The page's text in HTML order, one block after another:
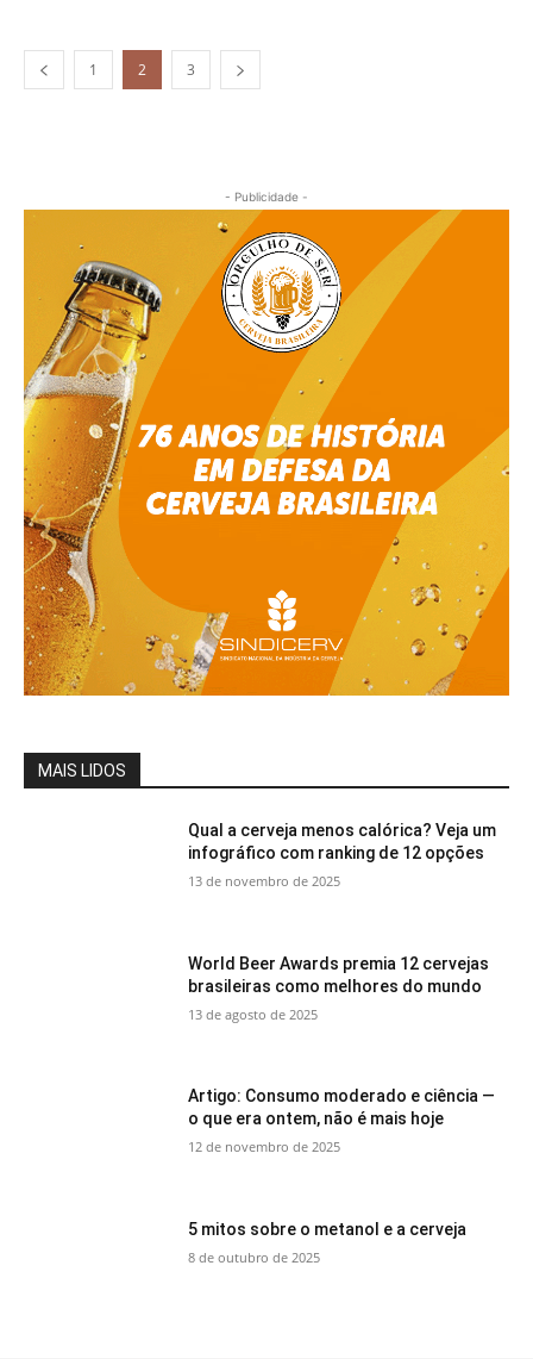
1 2 3
- Publicidade -
MAIS LIDOS
Qual a cerveja menos calórica? Veja um
infográfico com ranking de 12 opções
13 de novembro de 2025
World Beer Awards premia 12 cervejas
brasileiras como melhores do mundo
13 de agosto de 2025
Artigo: Consumo moderado e ciência —
o que era ontem, não é mais hoje
12 de novembro de 2025
5 mitos sobre o metanol e a cerveja
8 de outubro de 2025